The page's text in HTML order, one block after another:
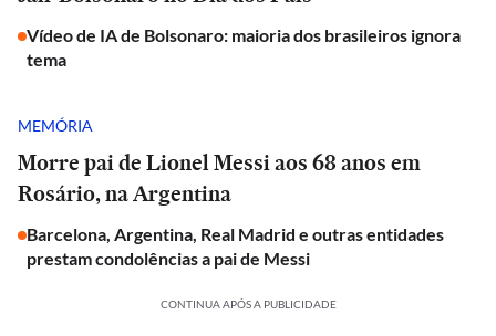
Vídeo de IA de Bolsonaro: maioria dos brasileiros ignora
tema
MEMÓRIA
Morre pai de Lionel Messi aos 68 anos em
Rosário, na Argentina
Barcelona, Argentina, Real Madrid e outras entidades
prestam condolências a pai de Messi
CONTINUA APÓS A PUBLICIDADE